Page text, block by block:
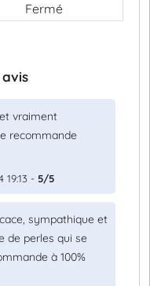
Fermé
vraiment
recommande
- 5/5
sympathique et
de perles qui se
à 100%